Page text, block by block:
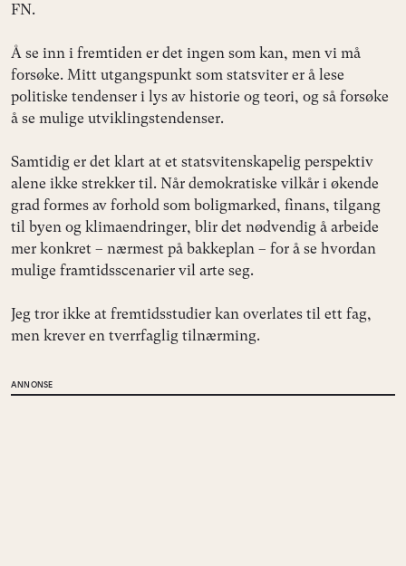
FN.
Å se inn i fremtiden er det ingen som kan, men vi må
forsøke. Mitt utgangspunkt som statsviter er å lese
politiske tendenser i lys av historie og teori, og så forsøke
å se mulige utviklingstendenser.
Samtidig er det klart at et statsvitenskapelig perspektiv
alene ikke strekker til. Når demokratiske vilkår i økende
grad formes av forhold som boligmarked, finans, tilgang
til byen og klimaendringer, blir det nødvendig å arbeide
mer konkret – nærmest på bakkeplan – for å se hvordan
mulige framtidsscenarier vil arte seg.
Jeg tror ikke at fremtidsstudier kan overlates til ett fag,
men krever en tverrfaglig tilnærming.
ANNONSE